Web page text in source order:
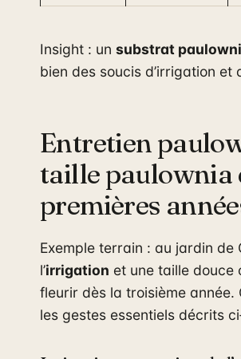
Insight : un substrat
bien des soucis d’irrigation et
Entretien
taille paulownia
premières
Exemple terrain : au jardin de
l’irrigation et une taille douce
fleurir dès la troisième
les gestes essentiels décrits